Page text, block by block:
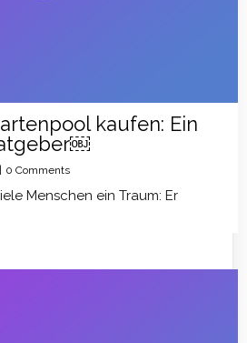
kaufen: Ein
0 Comments
Menschen ein Traum: Er